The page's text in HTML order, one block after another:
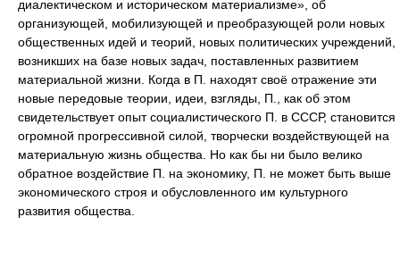
диалектическом и историческом материализме», об
организующей, мобилизующей и преобразующей роли новых
общественных идей и теорий, новых политических учреждений,
возникших на базе новых задач, поставленных развитием
материальной жизни. Когда в П. находят своё отражение эти
новые передовые теории, идеи, взгляды, П., как об этом
свидетельствует опыт социалистического П. в СССР, становится
огромной прогрессивной силой, творчески воздействующей на
материальную жизнь общества. Но как бы ни было велико
обратное воздействие П. на экономику, П. не может быть выше
экономического строя и обусловленного им культурного
развития общества.